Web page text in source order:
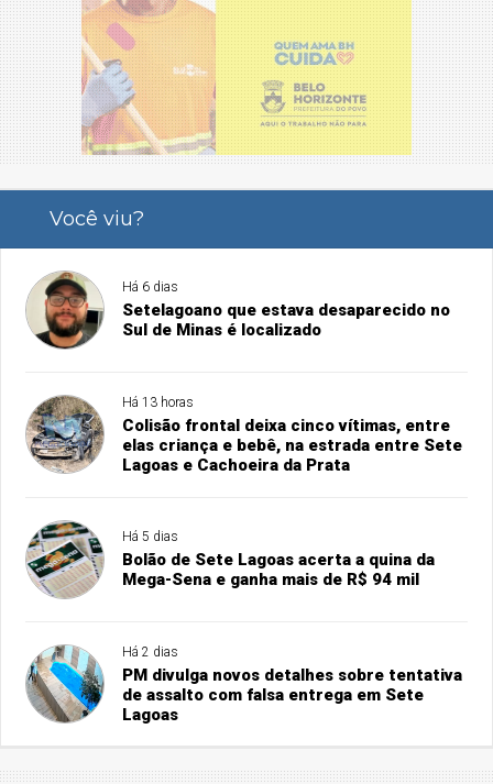
Você viu?
Há 6 dias
Setelagoano que estava desaparecido no
Sul de Minas é localizado
Há 13 horas
Colisão frontal deixa cinco vítimas, entre
elas criança e bebê, na estrada entre Sete
Lagoas e Cachoeira da Prata
Há 5 dias
Bolão de Sete Lagoas acerta a quina da
Mega-Sena e ganha mais de R$ 94 mil
Há 2 dias
PM divulga novos detalhes sobre tentativa
de assalto com falsa entrega em Sete
Lagoas